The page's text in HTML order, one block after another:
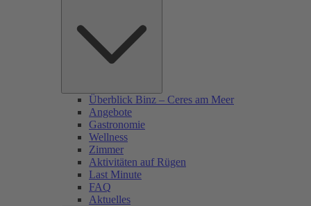
Überblick Binz – Ceres am Meer
Angebote
Gastronomie
Wellness
Zimmer
Aktivitäten auf Rügen
Last Minute
FAQ
Aktuelles